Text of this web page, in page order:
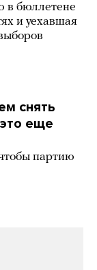
в бюллетене
и уехавшая
снять
еще
партию